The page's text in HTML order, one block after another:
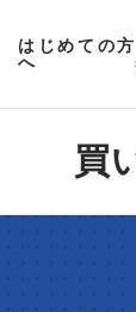
はじめての方
へ
買